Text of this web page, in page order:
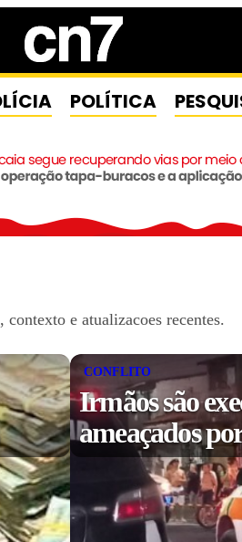
POLÍTICA
e atualizacoes recentes.
CONFLITO
Irmãos são
ameaçados